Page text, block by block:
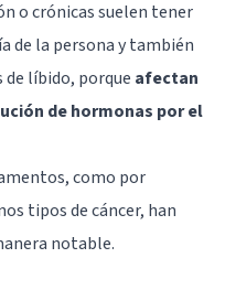
o crónicas suelen tener
de la persona y también
líbido, porque afectan
de hormonas por el
como por
tipos de cáncer, han
notable.